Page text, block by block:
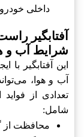
داخلی خودرو
شرایط آب و
این آفتابگیر
آب و هوا،
تعدادی از
شامل:
محافظت از